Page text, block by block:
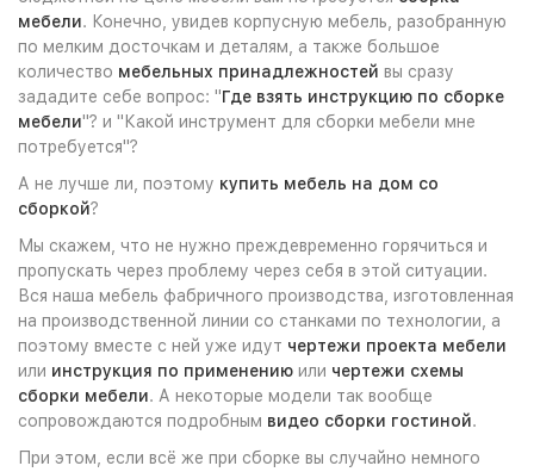
мебели. Конечно, увидев корпусную мебель, разобранную
по мелким досточкам и деталям, а также большое
количество мебельных принадлежностей вы сразу
зададите себе вопрос: "Где взять инструкцию по сборке
мебели"? и "Какой инструмент для сборки мебели мне
потребуется"?
А не лучше ли, поэтому купить мебель на дом со
сборкой?
Мы скажем, что не нужно преждевременно горячиться и
пропускать через проблему через себя в этой ситуации.
Вся наша мебель фабричного производства, изготовленная
на производственной линии со станками по технологии, а
поэтому вместе с ней уже идут чертежи проекта мебели
или инструкция по применению или чертежи схемы
сборки мебели. А некоторые модели так вообще
сопровождаются подробным видео сборки гостиной.
При этом, если всё же при сборке вы случайно немного